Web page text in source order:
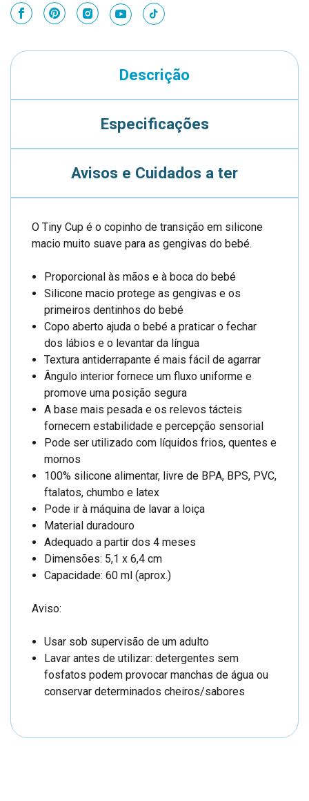
Descrição
Especificações
Avisos e Cuidados a ter
O Tiny Cup é o copinho de transição em silicone
macio muito suave para as gengivas do bebé.
Proporcional às mãos e à boca do bebé
Silicone macio protege as gengivas e os
primeiros dentinhos do bebé
Copo aberto ajuda o bebé a praticar o fechar
dos lábios e o levantar da língua
Textura antiderrapante é mais fácil de agarrar
Ângulo interior fornece um fluxo uniforme e
promove uma posição segura
A base mais pesada e os relevos tácteis
fornecem estabilidade e percepção sensorial
Pode ser utilizado com líquidos frios, quentes e
mornos
100% silicone alimentar, livre de BPA, BPS, PVC,
ftalatos, chumbo e latex
Pode ir à máquina de lavar a loiça
Material duradouro
Adequado a partir dos 4 meses
Dimensões: 5,1 x 6,4 cm
Capacidade: 60 ml (aprox.)
Aviso:
Usar sob supervisão de um adulto
Lavar antes de utilizar: detergentes sem
fosfatos podem provocar manchas de água ou
conservar determinados cheiros/sabores